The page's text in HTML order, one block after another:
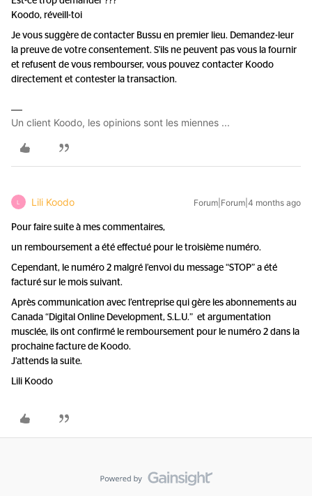
Koodo, réveill-toi
Je vous suggère de contacter Bussu en premier lieu. Demandez-leur
la preuve de votre consentement. S'ils ne peuvent pas vous la fournir
et refusent de vous rembourser, vous pouvez contacter Koodo
directement et contester la transaction.
Un client Koodo, les opinions sont les miennes ...
L Lili Koodo Forum|Forum|4 months ago
Pour faire suite à mes commentaires,
un remboursement a été effectué pour le troisième numéro.
Cependant, le numéro 2 malgré l’envoi du message “STOP” a été
facturé sur le mois suivant.
Après communication avec l’entreprise qui gère les abonnements au
Canada “Digital Online Development, S.L.U.” et argumentation
musclée, ils ont confirmé le remboursement pour le numéro 2 dans la
prochaine facture de Koodo.
J’attends la suite.
Lili Koodo